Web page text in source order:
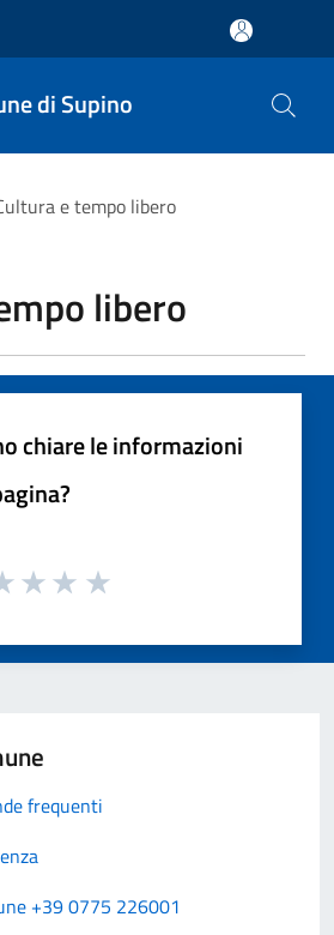
di Supino
e tempo libero
libero
chiare le informazioni
frequenti
+39 0775 226001